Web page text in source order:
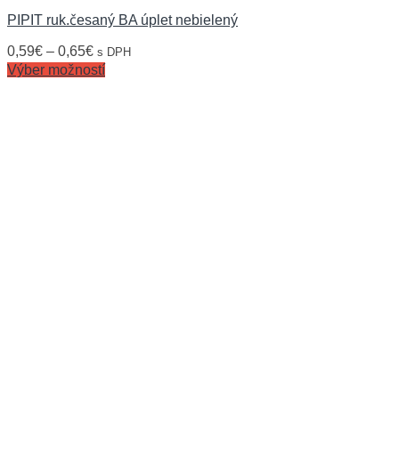
PIPIT ruk.česaný BA úplet nebielený
0,59€ – 0,65€ s DPH
Výber možností